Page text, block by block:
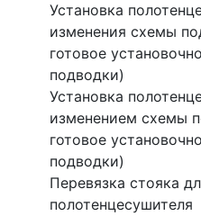
Установка
изменения схемы
готовое
подводки)
Установка
изменением схемы
готовое
подводки)
Перевязка стояка
полотенцесушителя